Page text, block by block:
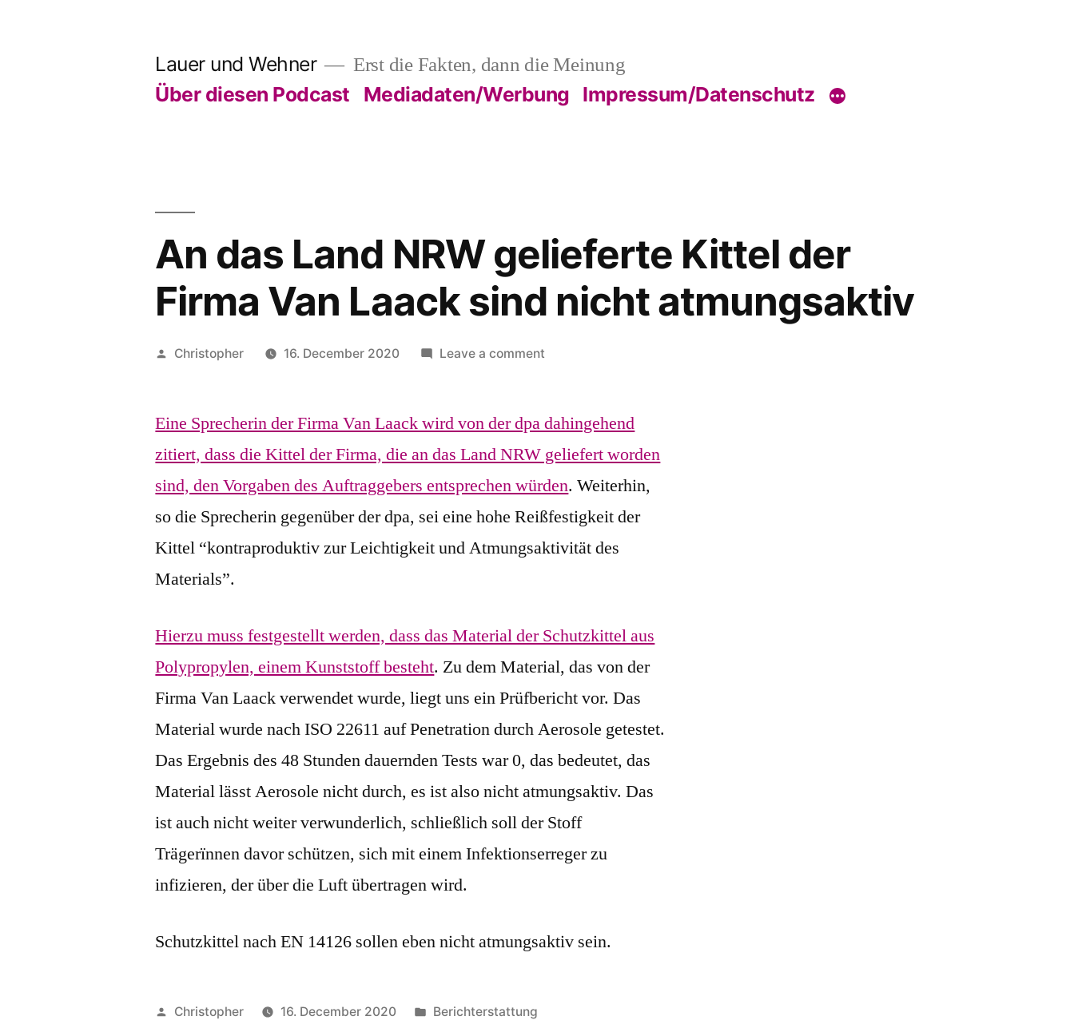
Lauer und Wehner Erst die Fakten, dann die Meinung
Über diesen Podcast Mediadaten/Werbung Impressum/Datenschutz
An das Land NRW gelieferte Kittel der
Firma Van Laack sind nicht atmungsaktiv
Posted
Christopher 16. December 2020 Leave a commenton
Land
gelieferte
Kittel
der
Van
atmungsaktiv
Eine Sprecherin der Firma Van Laack wird von der dpa dahingehend
zitiert, dass die Kittel der Firma, die an das Land NRW geliefert worden
sind, den Vorgaben des Auftraggebers entsprechen würden. Weiterhin,
so die Sprecherin gegenüber der dpa, sei eine hohe Reißfestigkeit der
Kittel “kontraproduktiv zur Leichtigkeit und Atmungsaktivität des
Materials”.
Hierzu muss festgestellt werden, dass das Material der Schutzkittel aus
Polypropylen, einem Kunststoff besteht. Zu dem Material, das von der
Firma Van Laack verwendet wurde, liegt uns ein Prüfbericht vor. Das
Material wurde nach ISO 22611 auf Penetration durch Aerosole getestet.
Das Ergebnis des 48 Stunden dauernden Tests war 0, das bedeutet, das
Material lässt Aerosole nicht durch, es ist also nicht atmungsaktiv. Das
ist auch nicht weiter verwunderlich, schließlich soll der Stoff
Trägerïnnen davor schützen, sich mit einem Infektionserreger zu
infizieren, der über die Luft übertragen wird.
Schutzkittel nach EN 14126 sollen eben nicht atmungsaktiv sein.
Posted
Christopher 16. December 2020
Posted
Berichterstattung